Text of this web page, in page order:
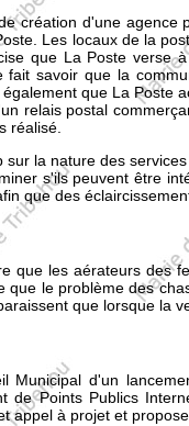
création d'une
Les locaux de la
que La Poste verse
fait savoir que la
que La Poste
relais postal
réalisé.
la nature des
s'ils peuvent être
que des
que les aérateurs des
que le problème des
que lorsque la
Municipal d'un
de Points Publics
appel à projet et